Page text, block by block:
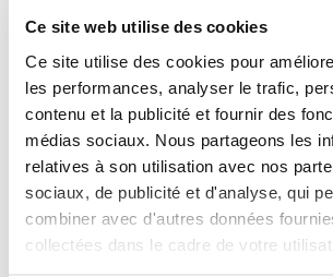
Ce site web utilise des cookies
Ce site utilise des cookies pour
les performances, analyser le trafic,
contenu et la publicité et fournir des
médias sociaux. Nous partageons les
relatives à son utilisation avec nos
sociaux, de publicité et d'analyse, qui
combiner avec d'autres données
collectées dans le cadre de votre
Intérieurs ou Extérieurs